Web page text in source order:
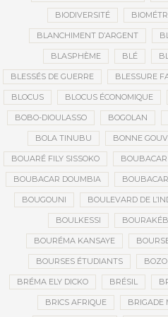
BIODIVERSITÉ
BLANCHIMENT D’ARGENT
BLASPHÈME BLÉ
BLESSÉS DE GUERRE BLESSURE
BLOCUS BLOCUS ÉCONOMIQUE
BOBO-DIOULASSO BOGOLAN
BOLA TINUBU BONNE
BOUARÉ FILY SISSOKO
BOUBACAR DOUMBIA
BOUGOUNI BOULEVARD DE
BOULKESSI
BOURÉMA KANSAYE
BOURSES ÉTUDIANTS BOZO
BRÉMA ELY DICKO BRÉSIL
BRICS AFRIQUE BRIGADE